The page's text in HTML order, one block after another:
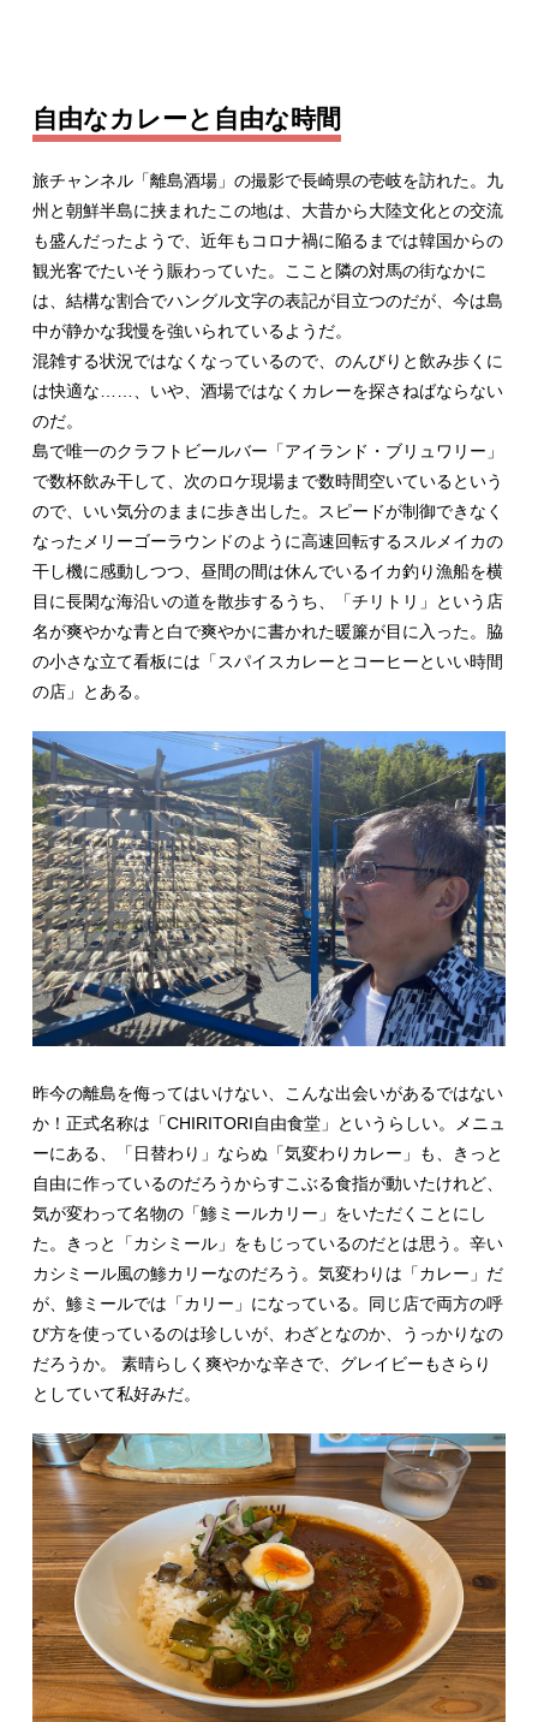
自由なカレーと自由な時間
旅チャンネル「離島酒場」の撮影で長崎県の壱岐を訪れた。九
州と朝鮮半島に挟まれたこの地は、大昔から大陸文化との交流
も盛んだったようで、近年もコロナ禍に陥るまでは韓国からの
観光客でたいそう賑わっていた。ここと隣の対馬の街なかに
は、結構な割合でハングル文字の表記が目立つのだが、今は島
中が静かな我慢を強いられているようだ。
混雑する状況ではなくなっているので、のんびりと飲み歩くに
は快適な……、いや、酒場ではなくカレーを探さねばならない
のだ。
島で唯一のクラフトビールバー「アイランド・ブリュワリー」
で数杯飲み干して、次のロケ現場まで数時間空いているという
ので、いい気分のままに歩き出した。スピードが制御できなく
なったメリーゴーラウンドのように高速回転するスルメイカの
干し機に感動しつつ、昼間の間は休んでいるイカ釣り漁船を横
目に長閑な海沿いの道を散歩するうち、「チリトリ」という店
名が爽やかな青と白で爽やかに書かれた暖簾が目に入った。脇
の小さな立て看板には「スパイスカレーとコーヒーといい時間
の店」とある。
昨今の離島を侮ってはいけない、こんな出会いがあるではない
か！正式名称は「CHIRITORI自由食堂」というらしい。メニュ
ーにある、「日替わり」ならぬ「気変わりカレー」も、きっと
自由に作っているのだろうからすこぶる食指が動いたけれど、
気が変わって名物の「鯵ミールカリー」をいただくことにし
た。きっと「カシミール」をもじっているのだとは思う。辛い
カシミール風の鯵カリーなのだろう。気変わりは「カレー」だ
が、鯵ミールでは「カリー」になっている。同じ店で両方の呼
び方を使っているのは珍しいが、わざとなのか、うっかりなの
だろうか。 素晴らしく爽やかな辛さで、グレイビーもさらり
としていて私好みだ。